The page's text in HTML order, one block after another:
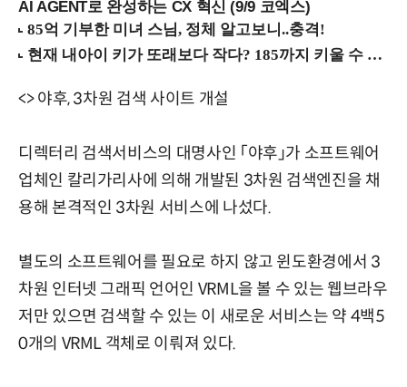
AI AGENT로 완성하는 CX 혁신 (9/9 코엑스)
<> 야후, 3차원 검색 사이트 개설
디렉터리 검색서비스의 대명사인 「야후」가 소프트웨어
업체인 칼리가리사에 의해 개발된 3차원 검색엔진을 채
용해 본격적인 3차원 서비스에 나섰다.
별도의 소프트웨어를 필요로 하지 않고 윈도환경에서 3
차원 인터넷 그래픽 언어인 VRML을 볼 수 있는 웹브라우
저만 있으면 검색할 수 있는 이 새로운 서비스는 약 4백5
0개의 VRML 객체로 이뤄져 있다.